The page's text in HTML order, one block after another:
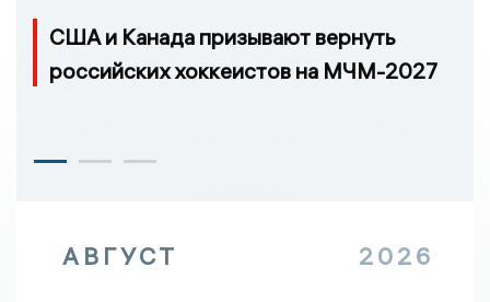
США и Канада призывают вернуть
российских хоккеистов на МЧМ-2027
АВГУСТ 2026